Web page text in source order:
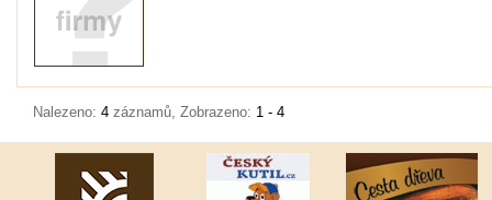
Nalezeno: 4 záznamů, Zobrazeno: 1 - 4